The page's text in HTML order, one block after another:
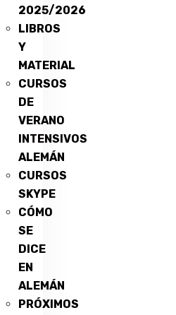
2025/2026
LIBROS
Y
MATERIAL
CURSOS
DE
VERANO
INTENSIVOS
ALEMÁN
CURSOS
SKYPE
CÓMO
SE
DICE
EN
ALEMÁN
PRÓXIMOS